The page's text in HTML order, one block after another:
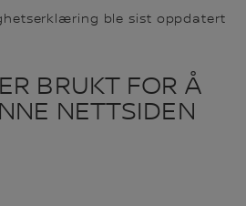
ble sist oppdatert
BRUKT FOR Å
NETTSIDEN